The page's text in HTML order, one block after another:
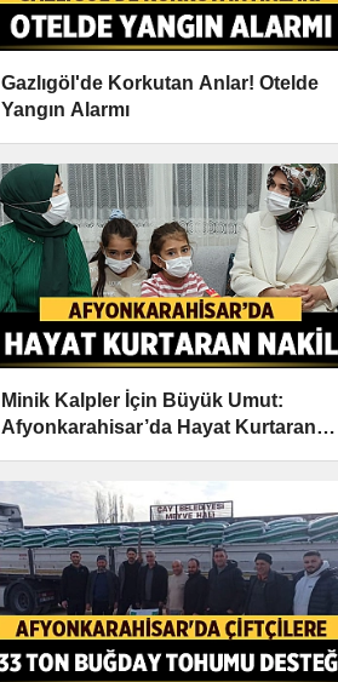
Gazlıgöl'de Korkutan Anlar! Otelde
Yangın Alarmı
Minik Kalpler İçin Büyük Umut:
Afyonkarahisar’da Hayat Kurtaran